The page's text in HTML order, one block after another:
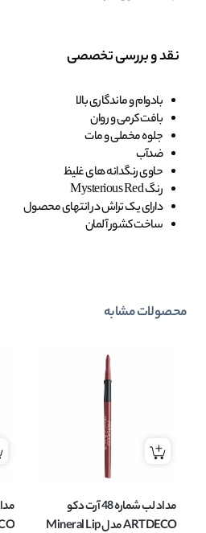
نقد و بررسی تخصصی
بادوام و ماندگاری بالا
بافت کرمی و روان
جلوه مخملی و مات
ضدآب
حاوی رنگدانه های غلیظ
رنگ Mysterious Red
دارای یک تراش در انتهای محصول
ساخت کشور آلمان
محصولات مشابه
مداد لب شماره 48 آرت دکو
ARTDECO مدل Mineral Lip